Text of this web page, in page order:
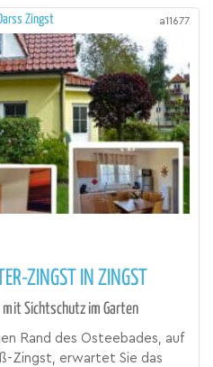
Zingst a11677
ZINGST IN ZINGST
mit Sichtschutz im Garten
Rand des Osteebades, auf
Zingst, erwartet Sie das